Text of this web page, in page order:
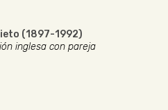
(1897-1992)
inglesa con pareja